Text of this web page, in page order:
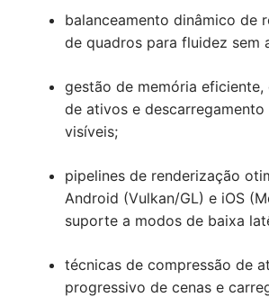
balanceamento dinâmico de
de quadros para fluidez sem
gestão de memória eficiente,
de ativos e
visíveis;
pipelines de renderização
Android (Vulkan/GL) e iOS
suporte a modos de baixa
técnicas de compressão de
progressivo de cenas e